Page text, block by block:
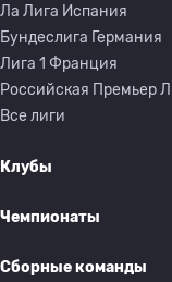
Ла Лига Испания
Бундеслига Германия
Лига 1 Франция
Российская Премьер
Все лиги
Клубы
Чемпионаты
Сборные команды